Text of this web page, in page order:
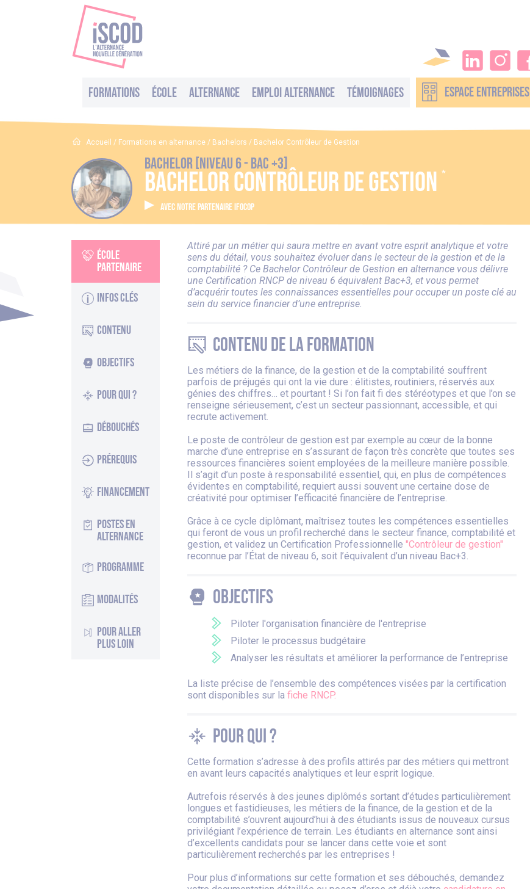
Formations École Alternance Emploi alternance Témoignages ESPACEENTREPRISES
Accueil / Formations en alternance / Bachelors / Bachelor Contrôleur de Gestion
Bachelor [Niveau 6 - BAC +3]
Bachelor Contrôleur de Gestion *
AVEC NOTRE PARTENAIRE IFOCOP
école
partenaire
Infos clés
Contenu
Objectifs
Pour qui ?
Débouchés
Prérequis
Financement
Postes en
alternance
Programme
Modalités
Pour aller
plus loin
Attiré par un métier qui saura mettre en avant votre esprit analytique et votre
sens du détail, vous souhaitez évoluer dans le secteur de la gestion et de la
comptabilité ? Ce Bachelor Contrôleur de Gestion en alternance vous délivre
une Certification RNCP de niveau 6 équivalent Bac+3, et vous permet
d’acquérir toutes les connaissances essentielles pour occuper un poste clé au
sein du service financier d’une entreprise.
Contenu de la formation
Les métiers de la finance, de la gestion et de la comptabilité souffrent
parfois de préjugés qui ont la vie dure : élitistes, routiniers, réservés aux
génies des chiffres… et pourtant ! Si l’on fait fi des stéréotypes et que l’on se
renseigne sérieusement, c’est un secteur passionnant, accessible, et qui
recrute activement.
Le poste de contrôleur de gestion est par exemple au cœur de la bonne
marche d’une entreprise en s’assurant de façon très concrète que toutes ses
ressources financières soient employées de la meilleure manière possible.
Il s’agit d’un poste à responsabilité essentiel, qui, en plus de compétences
évidentes en comptabilité, requiert aussi souvent une certaine dose de
créativité pour optimiser l’efficacité financière de l’entreprise.
Grâce à ce cycle diplômant, maîtrisez toutes les compétences essentielles
qui feront de vous un profil recherché dans le secteur finance, comptabilité et
gestion, et validez un Certification Professionnelle "Contrôleur de gestion"
reconnue par l’État de niveau 6, soit l’équivalent d’un niveau Bac+3.
Objectifs
Piloter l'organisation financière de l'entreprise
Piloter le processus budgétaire
Analyser les résultats et améliorer la performance de l’entreprise
La liste précise de l’ensemble des compétences visées par la certification
sont disponibles sur la fiche RNCP.
Pour qui ?
Cette formation s’adresse à des profils attirés par des métiers qui mettront
en avant leurs capacités analytiques et leur esprit logique.
Autrefois réservés à des jeunes diplômés sortant d’études particulièrement
longues et fastidieuses, les métiers de la finance, de la gestion et de la
comptabilité s’ouvrent aujourd’hui à des étudiants issus de nouveaux cursus
privilégiant l’expérience de terrain. Les étudiants en alternance sont ainsi
d’excellents candidats pour se lancer dans cette voie et sont
particulièrement recherchés par les entreprises !
Pour plus d’informations sur cette formation et ses débouchés, demandez